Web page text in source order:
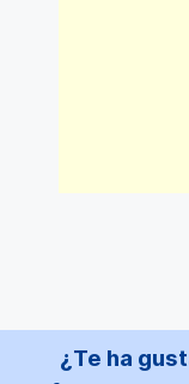
¿Te ha